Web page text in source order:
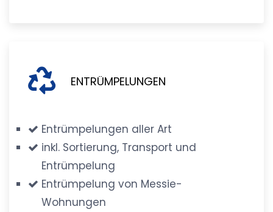
ENTRÜMPELUNGEN
Entrümpelungen aller Art
inkl. Sortierung, Transport und
Entrümpelung
Entrümpelung von Messie-
Wohnungen